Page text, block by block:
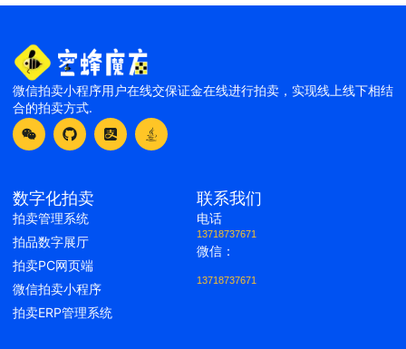
微信拍卖小程序用户在线交保证金在线进行拍卖，实现线上线下相结
合的拍卖方式.
数字化拍卖
拍卖管理系统
拍品数字展厅
拍卖PC网页端
微信拍卖小程序
拍卖ERP管理系统
联系我们
电话
13718737671
微信：
13718737671